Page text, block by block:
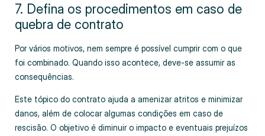
7. Defina os procedimentos em caso de
quebra de contrato
Por vários motivos, nem sempre é possível cumprir com o que
foi combinado. Quando isso acontece, deve-se assumir as
consequências.
Este tópico do contrato ajuda a amenizar atritos e minimizar
danos, além de colocar algumas condições em caso de
rescisão. O objetivo é diminuir o impacto e eventuais prejuízos